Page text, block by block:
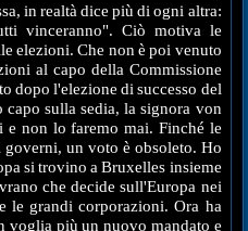
in realtà dice più di ogni altra:
vinceranno". Ciò motiva le
elezioni. Che non è poi venuto
al capo della Commissione
dopo l'elezione di successo del
sulla sedia, la signora von
non lo faremo mai. Finché le
governi, un voto è obsoleto. Ho
si trovino a Bruxelles insieme
che decide sull'Europa nei
le grandi corporazioni. Ora ha
voglia più un nuovo mandato e